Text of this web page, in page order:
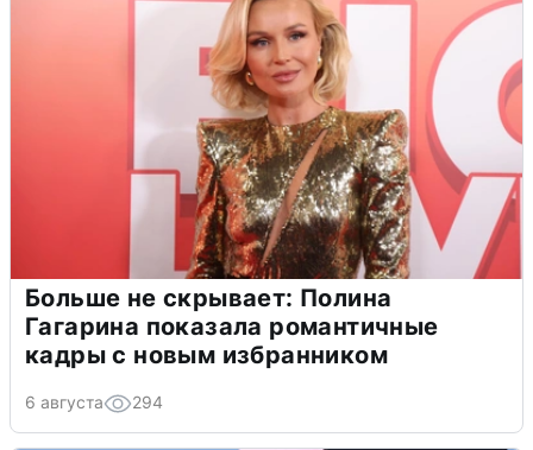
Больше не скрывает: Полина
Гагарина показала романтичные
кадры с новым избранником
6 августа 294